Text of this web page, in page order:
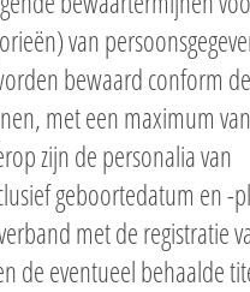
van
bewaard conform
met een maximum
zijn de personalia van
geboortedatum en -
met de registratie
de eventueel behaalde